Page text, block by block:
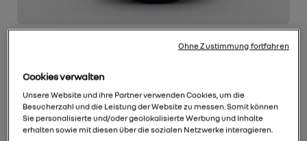
Cookies verwalten
Unsere Website und ihre Partner verwenden Cookies, um die
Besucherzahl und die Leistung der Website zu messen. Somit können
Sie personalisierte und/oder geolokalisierte Werbung und Inhalte
erhalten sowie mit diesen über die sozialen Netzwerke interagieren.
Ohne Zustimmung fortfahren